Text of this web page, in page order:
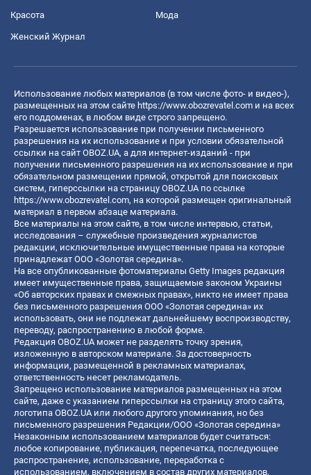
Красота Мода
Женский Журнал
Использование любых материалов (в том числе фото- и видео-),
размещенных на этом сайте https://www.obozrevatel.com и на всех
его поддоменах, в любом виде строго запрещено.
Разрешается использование при получении письменного
разрешения на их использование и при условии обязательной
ссылки на сайт OBOZ.UA, а для интернет-изданий - при
получении письменного разрешения на их использование и при
обязательном размещении прямой, открытой для поисковых
систем, гиперссылки на страницу OBOZ.UA по ссылке
https://www.obozrevatel.com, на которой размещен оригинальный
материал в первом абзаце материала.
Все материалы на этом сайте, в том числе интервью, статьи,
исследования – служебные произведения журналистов
редакции, исключительные имущественные права на которые
принадлежат ООО «Золотая середина».
На все опубликованные фотоматериалы Getty Images редакция
имеет имущественные права, защищаемые законом Украины
«Об авторских правах и смежных правах», никто не имеет права
без письменного разрешения ООО «Золотая середина» их
использовать, они не подлежат дальнейшему воспроизводству,
переводу, распространению в любой форме.
Редакция OBOZ.UA может не разделять точку зрения,
изложенную в авторском материале. За достоверность
информации, размещенной в рекламных материалах,
ответственность несет рекламодатель.
Запрещено использование материалов размещенных на этом
сайте, даже с указанием гиперссылки на страницу этого сайта,
логотипа OBOZ.UA или любого другого упоминания, но без
письменного разрешения Редакции/ООО «Золотая середина»
Незаконным использованием материалов будет считаться:
любое копирование, публикация, перепечатка, последующее
распространение, использование, переработка с
использованием, включением в состав других материалов,